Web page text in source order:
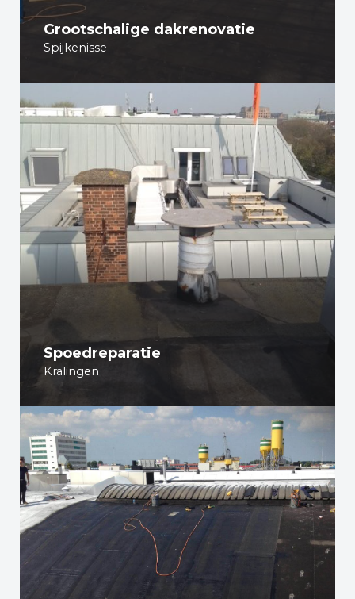
Grootschalige dakrenovatie
Spijkenisse
Spoedreparatie
Kralingen